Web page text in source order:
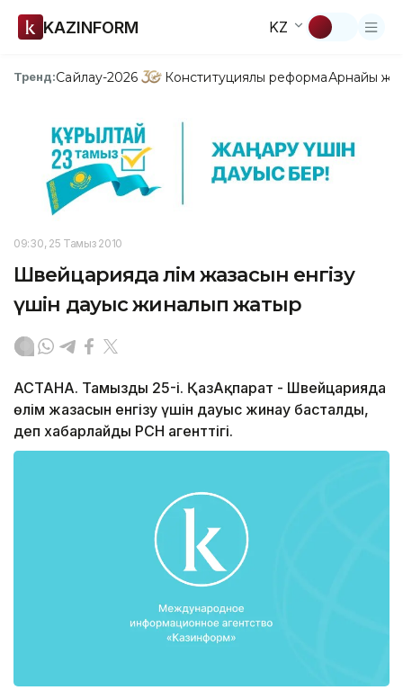
KAZINFORM KZ
Тренд:Сайлау-2026 Конституциялық реформаАрнайы
09:30, 25 Тамыз 2010
Швейцарияда өлім жазасын енгізу
үшін дауыс жиналып жатыр
АСТАНА. Тамыздың 25-і. ҚазАқпарат - Швейцарияда
өлім жазасын енгізу үшін дауыс жинау басталды,
деп хабарлайды РСН агенттігі.